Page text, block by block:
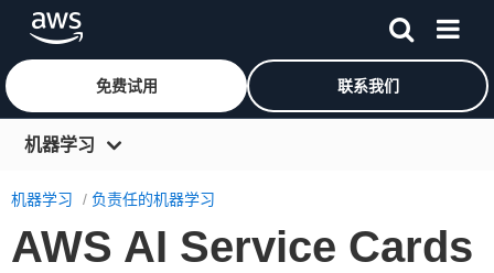
跳至主要内容
免费试用 联系我们
机器学习
概览
使用案例
机器学习 负责任的机器学习
AWS AI Service Cards